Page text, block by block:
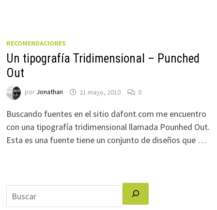
RECOMENDACIONES
Un tipografía Tridimensional – Punched
Out
por Jonathan 21 mayo, 2010 0
Buscando fuentes en el sitio dafont.com me encuentro
con una tipografía tridimensional llamada Pounhed Out.
Esta es una fuente tiene un conjunto de diseños que …